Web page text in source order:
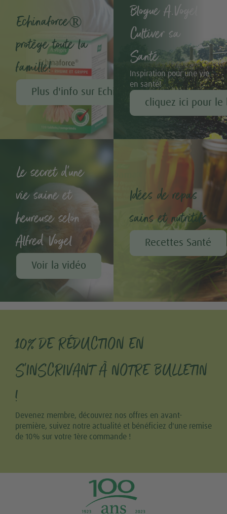
Echinaforce®
protège toute la
famille!
Plus d'info sur Echinaforce®
Blogue A.Vogel -
Cultiver sa
Santé
Inspiration pour une vie
en santé!
cliquez ici pour le
Le secret d'une
vie saine et
heureuse selon
Alfred Vogel
Voir la vidéo
Idées de repas
sains et nutritifs
Recettes Santé
10% DE RÉDUCTION EN
S'INSCRIVANT À NOTRE BULLETIN
!
Devenez membre, découvrez nos offres en avant-
première, suivez notre actualité et bénéficiez d'une remise
de 10% sur votre 1ère commande !